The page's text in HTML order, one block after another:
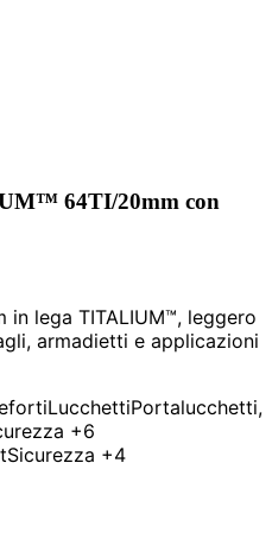
64TI/20mm con
in lega TITALIUM™, leggero
armadietti e applicazioni
LucchettiPortalucchetti,
+6
Sicurezza +4